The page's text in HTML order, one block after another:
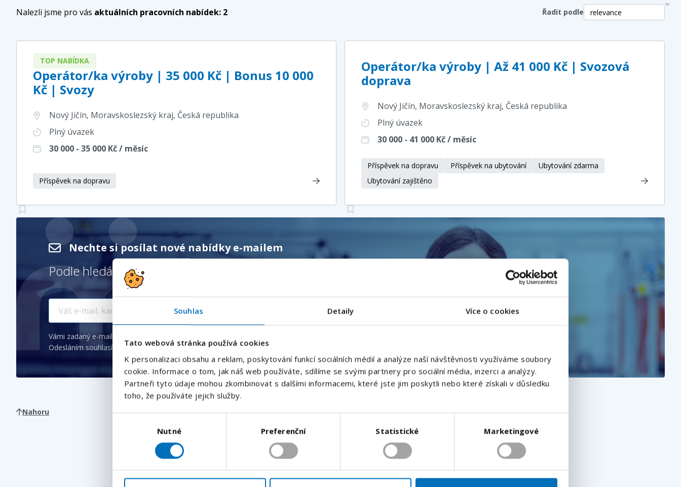
Souhlas Detaily Více o cookies
Tato webová stránka používá cookies
K personalizaci obsahu a reklam, poskytování funkcí sociálních médií a analýze naší návštěvnosti využíváme soubory
cookie. Informace o tom, jak náš web používáte, sdílíme se svými partnery pro sociální média, inzerci a analýzy.
Partneři tyto údaje mohou zkombinovat s dalšími informacemi, které jste jim poskytli nebo které získali v důsledku
toho, že používáte jejich služby.
Nutné Preferenční Statistické Marketingové
Nalezli jsme pro vás aktuálních pracovních nabídek: 2 Řadit podle
TOP NABÍDKA
Operátor/ka výroby | 35 000 Kč | Bonus 10 000
Kč | Svozy
Nový Jičín, Moravskoslezský kraj, Česká republika
Plný úvazek
30 000 - 35 000 Kč / měsíc
Příspěvek na dopravu
Operátor/ka výroby | Až 41 000 Kč | Svozová
doprava
Nový Jičín, Moravskoslezský kraj, Česká republika
Plný úvazek
30 000 - 41 000 Kč / měsíc
Příspěvek na dopravu Příspěvek na ubytování
Ubytování zdarma
Ubytování zajištěno
Nechte si posílat nové nabídky e-mailem
Podle hledání Nový Jičín
Hlídat nové nabídky
Vámi zadaný e-mail bude použit pro zasílání podobných pracovních nabídek.
Odesláním souhlasíte sezpracováním osobních údajů.
Nahoru
+420
Odesláním souhlasíte sezpracováním osobních údajů.
Odeslat